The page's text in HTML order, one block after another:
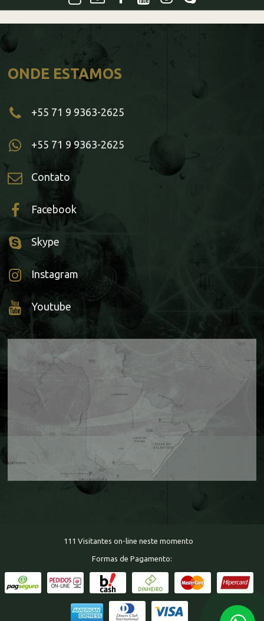
ONDE ESTAMOS
+55 71 9 9363-2625
+55 71 9 9363-2625
Contato
Facebook
Skype
Instagram
Youtube
111 Visitantes on-line neste momento
Formas de Pagamento: